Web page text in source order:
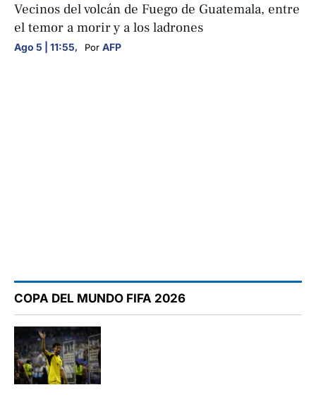
Vecinos del volcán de Fuego de Guatemala, entre
el temor a morir y a los ladrones
Ago 5 | 11:55, Por AFP
COPA DEL MUNDO FIFA 2026